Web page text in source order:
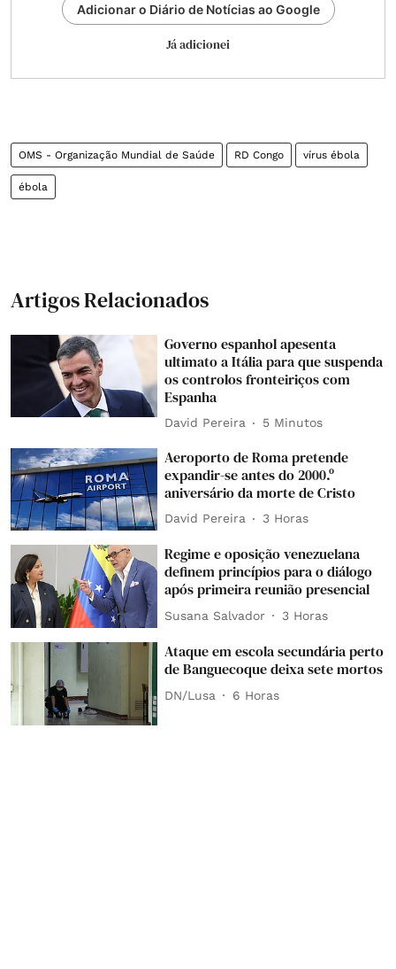
Adicionar o Diário de Notícias ao Google
Já adicionei
OMS - Organização Mundial de Saúde RD Congo vírus ébola
ébola
Artigos Relacionados
Governo espanhol apesenta
ultimato a Itália para que suspenda
os controlos fronteiriços com
Espanha
David Pereira 5 Minutos
Aeroporto de Roma pretende
expandir-se antes do 2000.º
aniversário da morte de Cristo
David Pereira 3 Horas
Regime e oposição venezuelana
definem princípios para o diálogo
após primeira reunião presencial
Susana Salvador 3 Horas
Ataque em escola secundária perto
de Banguecoque deixa sete mortos
DN/Lusa 6 Horas